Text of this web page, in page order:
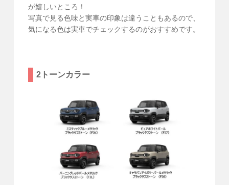
が嬉しいところ！
写真で見る色味と実車の印象は違うこともあるので、
気になる色は実車でチェックするのがおすすめです。
2トーンカラー